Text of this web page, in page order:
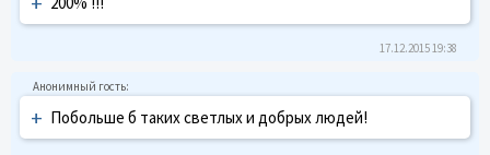
17.12.2015 19:38
+ Побольше б таких светлых и добрых людей!